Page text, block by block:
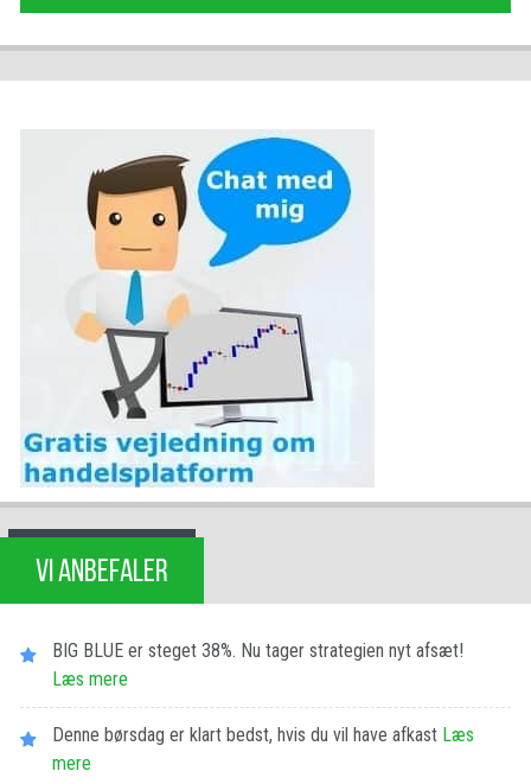
VI ANBEFALER
BIG BLUE er steget 38%. Nu tager strategien nyt afsæt!
Læs mere
Denne børsdag er klart bedst, hvis du vil have afkast Læs
mere